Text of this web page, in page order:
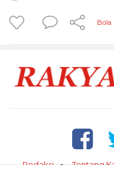
Bola
Redaksi Tentang